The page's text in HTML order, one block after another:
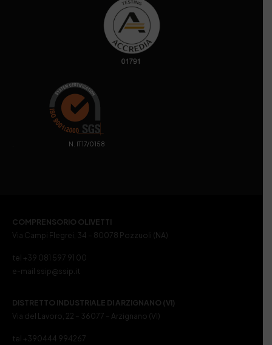
. N. IT17/0158
COMPRENSORIO OLIVETTI
Via Campi Flegrei, 34 – 80078 Pozzuoli (NA)
tel +39 081 597 91 00
e-mail ssip@ssip.it
DISTRETTO INDUSTRIALE DI ARZIGNANO (VI)
Via del Lavoro, 22 – 36077 – Arzignano (VI)
tel +390444 994267